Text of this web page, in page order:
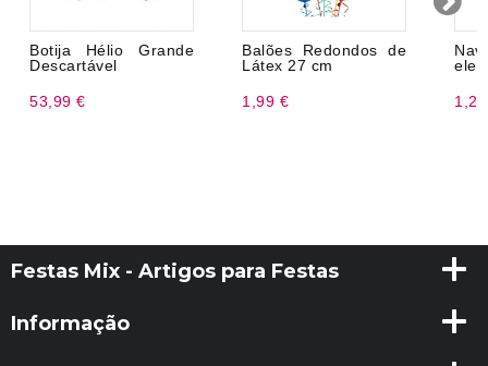
Botija Hélio Grande
Descartável
53,99 €
Balões Redondos de
Látex 27 cm
1,99 €
Festas Mix - Artigos para Festas
Informação